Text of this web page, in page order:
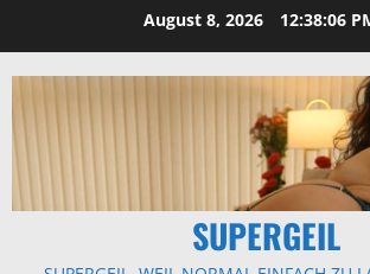
content
August 8, 2026 12:38:06
SUPERGEIL